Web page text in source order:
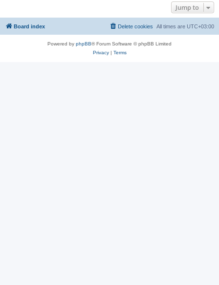
Jump to
Board index All times are UTC+03:00
Delete cookies
Powered by phpBB® Forum Software © phpBB Limited
Privacy| Terms